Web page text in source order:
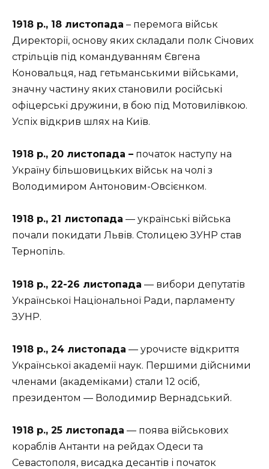
1918 р., 18 листопада – перемога військ
Директорії, основу яких складали полк Січових
стрільців під командуванням Євгена
Коновальця, над гетьманськими військами,
значну частину яких становили російські
офіцерські дружини, в бою під Мотовилівкою.
Успіх відкрив шлях на Київ.
1918 р., 20 листопада – початок наступу на
Україну більшовицьких військ на чолі з
Володимиром Антоновим-Овсієнком.
1918 р., 21 листопада — українські війська
почали покидати Львів. Столицею ЗУНР став
Тернопіль.
1918 р., 22-26 листопада — вибори депутатів
Української Національної Ради, парламенту
ЗУНР.
1918 р., 24 листопада — урочисте відкриття
Української академії наук. Першими дійсними
членами (академіками) стали 12 осіб,
президентом — Володимир Вернадський.
1918 р., 25 листопада — поява військових
кораблів Антанти на рейдах Одеси та
Севастополя, висадка десантів і початок